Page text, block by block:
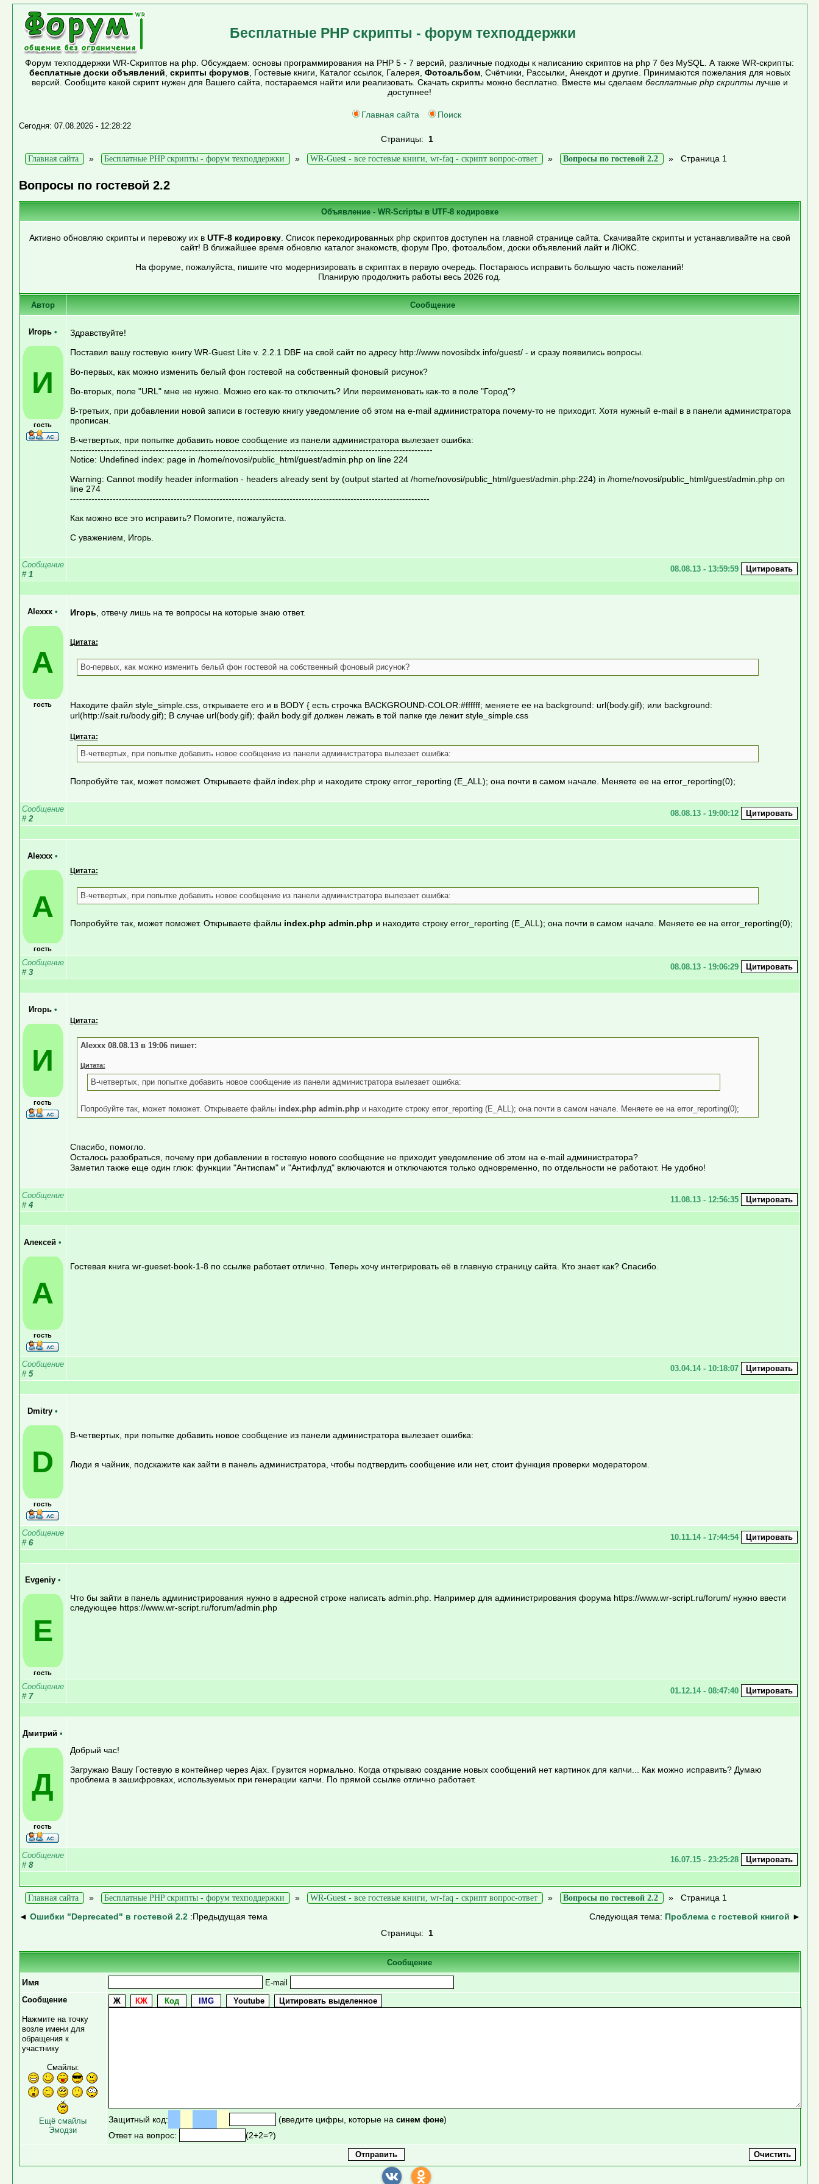
Бесплатные PHP скрипты - форум техподдержки
Форум техподдержки WR-Скриптов на php. Обсуждаем: основы программирования на PHP 5 - 7 версий, различные подходы к написанию скриптов на php 7 без MySQL. А также WR-скрипты:
бесплатные доски объявлений скрипты форумов , Гостевые книги, Каталог ссылок, Галерея, Фотоальбом, Счётчики, Рассылки, Анекдот и другие. Принимаются пожелания для новых
версий. Сообщите какой скрипт нужен для Вашего сайта, постараемся найти или реализовать. Скачать скрипты можно бесплатно. Вместе мы сделаем бесплатные php скриптылучше и
доступнее!
Главная сайта Поиск
Сегодня: 07.08.2026 - 12:28:22
Страницы: 1
Главная сайта » Бесплатные PHP скрипты - форум техподдержки » WR-Guest - все гостевые книги, wr-faq - скрипт вопрос-ответ » Вопросы по гостевой 2.2 » Страница 1
Вопросы по гостевой 2.2
Объявление - WR-Scriptы в UTF-8 кодировке
Активно обновляю скрипты и перевожу их в UTF-8 кодировку. Список перекодированных php скриптов доступен на главной странице сайта. Скачивайте скрипты и устанавливайте на свой
сайт! В ближайшее время обновлю каталог знакомств, форум Про, фотоальбом, доски объявлений лайт и ЛЮКС.
На форуме, пожалуйста, пишите что модернизировать в скриптах в первую очередь. Постараюсь исправить большую часть пожеланий!
Планирую продолжить работы весь 2026 год.
Автор Сообщение
Игорь •
И
гость
Здравствуйте!
Поставил вашу гостевую книгу WR-Guest Lite v. 2.2.1 DBF на свой сайт по адресу http://www.novosibdx.info/guest/ - и сразу появились вопросы.
Во-первых, как можно изменить белый фон гостевой на собственный фоновый рисунок?
Во-вторых, поле "URL" мне не нужно. Можно его как-то отключить? Или переименовать как-то в поле "Город"?
В-третьих, при добавлении новой записи в гостевую книгу уведомление об этом на e-mail администратора почему-то не приходит. Хотя нужный e-mail в в панели администратора
прописан.
В-четвертых, при попытке добавить новое сообщение из панели администратора вылезает ошибка:
-----------------------------------------------------------------------------------------------------------------------
Notice: Undefined index: page in /home/novosi/public_html/guest/admin.php on line 224
Warning: Cannot modify header information - headers already sent by (output started at /home/novosi/public_html/guest/admin.php:224) in /home/novosi/public_html/guest/admin.php on
line 274
----------------------------------------------------------------------------------------------------------------------
Как можно все это исправить? Помогите, пожалуйста.
С уважением, Игорь.
Сообщение
# 1
08.08.13 - 13:59:59
Alexxx •
A
гость
Игорь , отвечу лишь на те вопросы на которые знаю ответ.
Цитата:
Во-первых, как можно изменить белый фон гостевой на собственный фоновый рисунок?
Находите файл style_simple.css, открываете его и в BODY { есть строчка BACKGROUND-COLOR:#ffffff; меняете ее на background: url(body.gif); или background:
url(http://sait.ru/body.gif); В случае url(body.gif); файл body.gif должен лежать в той папке где лежит style_simple.css
Цитата:
В-четвертых, при попытке добавить новое сообщение из панели администратора вылезает ошибка:
Попробуйте так, может поможет. Открываете файл index.php и находите строку error_reporting (E_ALL); она почти в самом начале. Меняете ее на error_reporting(0);
Сообщение
# 2
08.08.13 - 19:00:12
Alexxx •
A
гость
Цитата:
В-четвертых, при попытке добавить новое сообщение из панели администратора вылезает ошибка:
Попробуйте так, может поможет. Открываете файлы index.php admin.php и находите строку error_reporting (E_ALL); она почти в самом начале. Меняете ее на error_reporting(0);
Сообщение
# 3
08.08.13 - 19:06:29
Игорь •
И
гость
Цитата:
Alexxx 08.08.13 в 19:06 пишет:
Цитата:
В-четвертых, при попытке добавить новое сообщение из панели администратора вылезает ошибка:
Попробуйте так, может поможет. Открываете файлы index.php admin.php и находите строку error_reporting (E_ALL); она почти в самом начале. Меняете ее на error_reporting(0);
Спасибо, помогло.
Осталось разобраться, почему при добавлении в гостевую нового сообщение не приходит уведомление об этом на e-mail администратора?
Заметил также еще один глюк: функции "Антиспам" и "Антифлуд" включаются и отключаются только одновременно, по отдельности не работают. Не удобно!
Сообщение
# 4
11.08.13 - 12:56:35
Алексей •
А
гость
Гостевая книга wr-gueset-book-1-8 по ссылке работает отлично. Теперь хочу интегрировать её в главную страницу сайта. Кто знает как? Спасибо.
Сообщение
# 5
03.04.14 - 10:18:07
Dmitry •
D
гость
В-четвертых, при попытке добавить новое сообщение из панели администратора вылезает ошибка:
Люди я чайник, подскажите как зайти в панель администратора, чтобы подтвердить сообщение или нет, стоит функция проверки модератором.
Сообщение
# 6
10.11.14 - 17:44:54
Evgeniy •
E
гость
Что бы зайти в панель администрирования нужно в адресной строке написать admin.php. Например для администрирования форума https://www.wr-script.ru/forum/ нужно ввести
следующее https://www.wr-script.ru/forum/admin.php
Сообщение
# 7
01.12.14 - 08:47:40
Дмитрий •
Д
гость
Добрый час!
Загружаю Вашу Гостевую в контейнер через Ajax. Грузится нормально. Когда открываю создание новых сообщений нет картинок для капчи... Как можно исправить? Думаю
проблема в зашифровках, используемых при генерации капчи. По прямой ссылке отлично работает.
Сообщение
# 8
16.07.15 - 23:25:28
Главная сайта » Бесплатные PHP скрипты - форум техподдержки » WR-Guest - все гостевые книги, wr-faq - скрипт вопрос-ответ » Вопросы по гостевой 2.2 » Страница 1
◄ Ошибки "Deprecated" в гостевой 2.2:Предыдущая тема Следующая тема: Проблема с гостевой книгой ►
Страницы: 1
Сообщение
Имя
E-mail
Сообщение
Нажмите на точку
возле имени для
обращения к
участнику
Смайлы:
Ещё смайлы
Эмодзи
Защитный код: (введите цифры, которые на синем фоне)
Ответ на вопрос:
(2+2=?)